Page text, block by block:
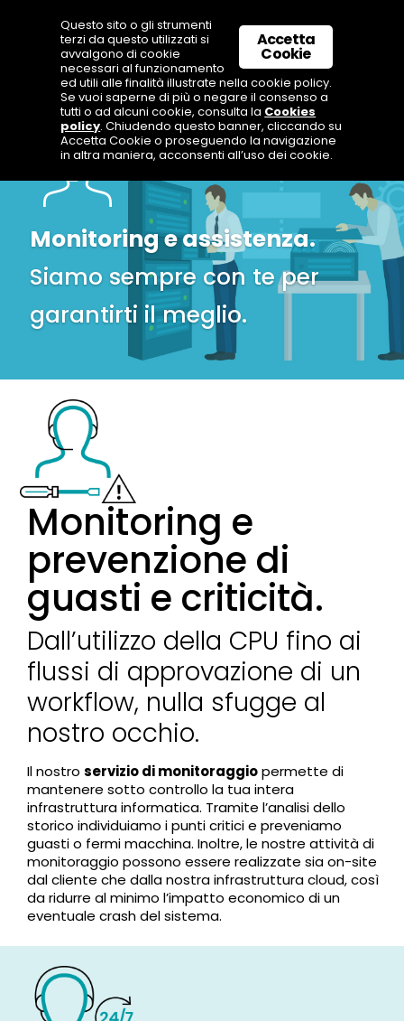
Monitoring e assistenza.
Siamo sempre con te per
garantirti il meglio.
Monitoring e
prevenzione di
guasti e criticità.
Dall’utilizzo della CPU fino ai
flussi di approvazione di un
workflow, nulla sfugge al
nostro occhio.
Il nostroservizio di monitoraggiopermette di
mantenere sotto controllo la tua intera
infrastruttura informatica. Tramite l’analisi dello
storico individuiamo i punti critici e preveniamo
guasti o fermi macchina. Inoltre, le nostre attività di
monitoraggio possono essere realizzate sia on-site
dal cliente che dalla nostra infrastruttura cloud, così
da ridurre al minimo l’impatto economico di un
eventuale crash del sistema.
Accetta
Cookie
Questo sito o gli strumenti
terzi da questo utilizzati si
avvalgono di cookie
necessari al funzionamento
ed utili alle finalità illustrate nella cookie policy.
Se vuoi saperne di più o negare il consenso a
tutti o ad alcuni cookie, consulta la Cookies
policy. Chiudendo questo banner, cliccando su
Accetta Cookie o proseguendo la navigazione
in altra maniera, acconsenti all’uso dei cookie.